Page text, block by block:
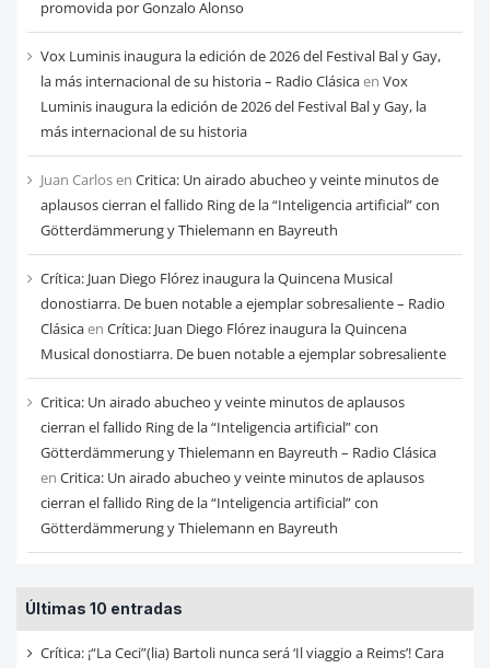
mespromovida por Gonzalo Alonso
Vox Luminis inaugura la edición de 2026 del Festival Bal y Gay,
la más internacional de su historia – Radio Clásicaen Vox
Luminis inaugura la edición de 2026 del Festival Bal y Gay, la
más internacional de su historia
Juan Carlosen Critica: Un airado abucheo y veinte minutos de
aplausos cierran el fallido Ring de la “Inteligencia artificial” con
Götterdämmerung y Thielemann en Bayreuth
Crítica: Juan Diego Flórez inaugura la Quincena Musical
donostiarra. De buen notable a ejemplar sobresaliente – Radio
Clásicaen Crítica: Juan Diego Flórez inaugura la Quincena
Musical donostiarra. De buen notable a ejemplar sobresaliente
Critica: Un airado abucheo y veinte minutos de aplausos
cierran el fallido Ring de la “Inteligencia artificial” con
Götterdämmerung y Thielemann en Bayreuth – Radio Clásica
en Critica: Un airado abucheo y veinte minutos de aplausos
cierran el fallido Ring de la “Inteligencia artificial” con
Götterdämmerung y Thielemann en Bayreuth
Últimas 10 entradas
Crítica: ¡“La Ceci”(lia) Bartoli nunca será ‘Il viaggio a Reims’! Cara